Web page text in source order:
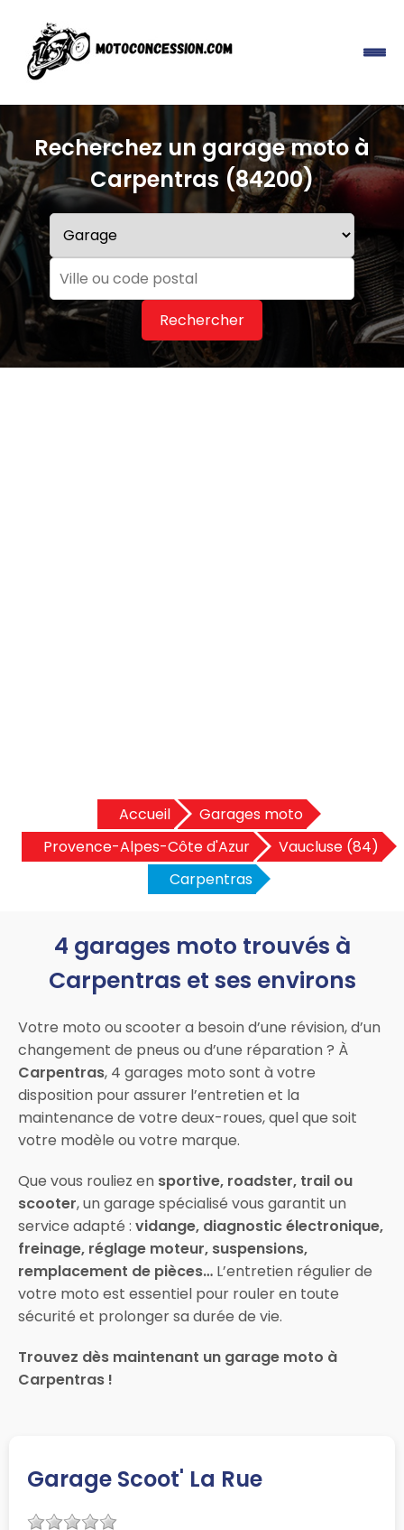
Recherchez un garage moto à
Carpentras (84200)
Rechercher
Accueil
Garages moto
Provence-Alpes-Côte d'Azur
Vaucluse (84)
Carpentras
4 garages moto trouvés à
Carpentras et ses environs
Votre moto ou scooter a besoin d’une révision, d’un
changement de pneus ou d’une réparation ? À
Carpentras, 4 garages moto sont à votre
disposition pour assurer l’entretien et la
maintenance de votre deux-roues, quel que soit
votre modèle ou votre marque.
Que vous rouliez en sportive, roadster, trail ou
scooter, un garage spécialisé vous garantit un
service adapté : vidange, diagnostic électronique,
freinage, réglage moteur, suspensions,
remplacement de pièces… L’entretien régulier de
votre moto est essentiel pour rouler en toute
sécurité et prolonger sa durée de vie.
Trouvez dès maintenant un garage moto à
Carpentras !
Garage Scoot' La Rue